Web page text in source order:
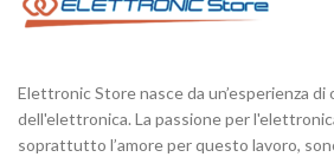
Elettronic Store nasce da un’esperienza
dell'elettronica. La passione per
soprattutto l’amore per questo lavoro,